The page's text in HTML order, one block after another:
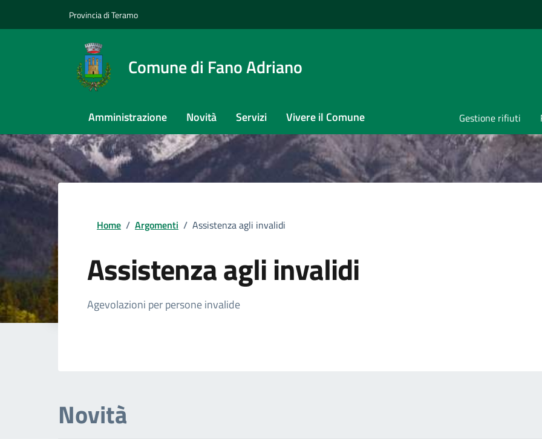
Provincia di Teramo
Comune di Fano Adriano
Amministrazione Novità Servizi Vivere il Comune Gestione rifiuti
Home / Argomenti / Assistenza agli invalidi
Assistenza agli invalidi
Dettagli della notizia
Agevolazioni per persone invalide
Novità